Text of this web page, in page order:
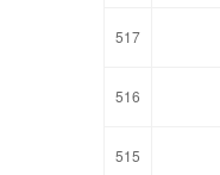
517
516
515